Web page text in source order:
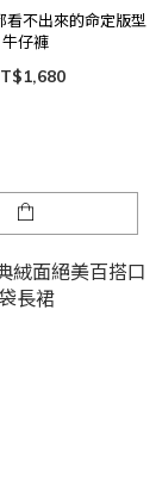
看不出來的命定版型
牛仔褲